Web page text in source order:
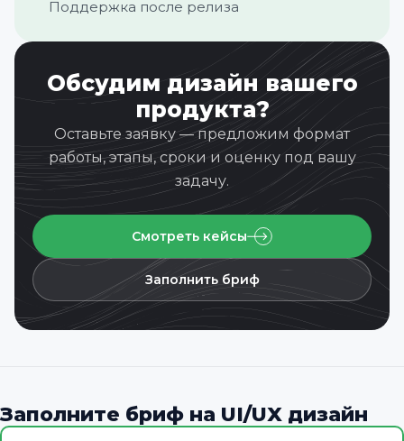
Поддержка после релиза
Обсудим дизайн вашего
продукта?
Оставьте заявку — предложим формат
работы, этапы, сроки и оценку под вашу
задачу.
Смотреть кейсы
Заполнить бриф
Заполните бриф на UI/UX дизайн